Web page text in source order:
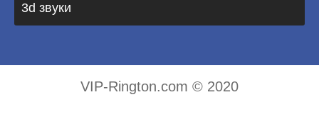
3d звуки
VIP-Rington.com © 2020